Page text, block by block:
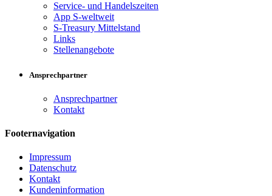
Service- und Handelszeiten
App S-weltweit
S-Treasury Mittelstand
Links
Stellenangebote
Ansprechpartner
Ansprechpartner
Kontakt
Footernavigation
Impressum
Datenschutz
Kontakt
Kundeninformation